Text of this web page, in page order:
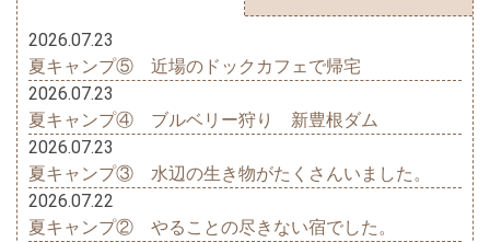
2026.07.23
夏キャンプ⑤ 近場のドックカフェで帰宅
2026.07.23
夏キャンプ④ ブルベリー狩り 新豊根ダム
2026.07.23
夏キャンプ③ 水辺の生き物がたくさんいました。
2026.07.22
夏キャンプ② やることの尽きない宿でした。